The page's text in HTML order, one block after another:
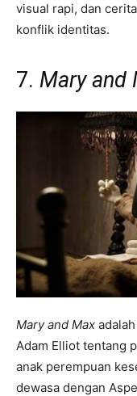
visual rapi, dan
konflik identitas.
7. Mary and
Mary and Max
Adam Elliot tentang
anak perempuan
dewasa dengan